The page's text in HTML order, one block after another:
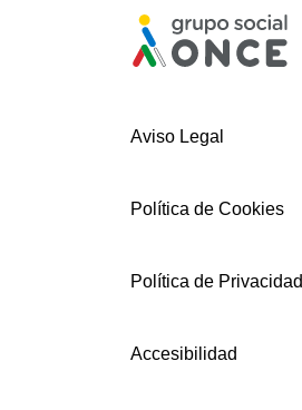
Aviso Legal
Política de Cookies
Política de Privacidad
Accesibilidad